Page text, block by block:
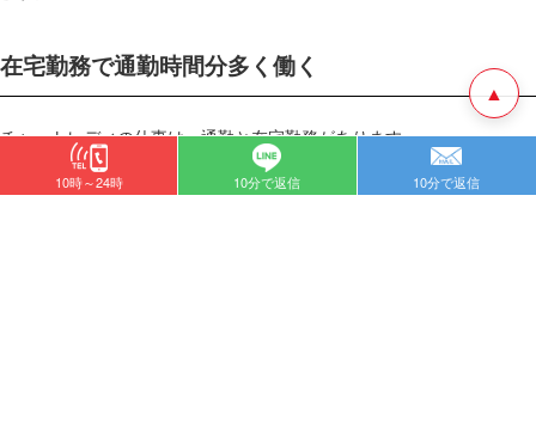
在宅勤務で通勤時間分多く働く
チャットレディの仕事は、通勤と在宅勤務があります。
在宅勤務のメリットは、通勤時間がないことです。
そのため、時間に融通を利かせて働きやすくなります。
▲
10時～24時 10分で返信 10分で返信